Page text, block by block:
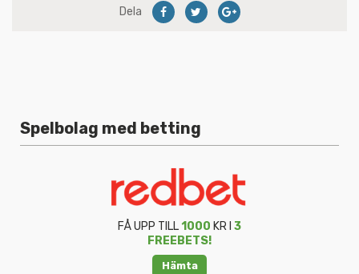
Dela
Spelbolag med betting
FÅ UPP TILL1000 KR I 3
FREEBETS!
Hämta